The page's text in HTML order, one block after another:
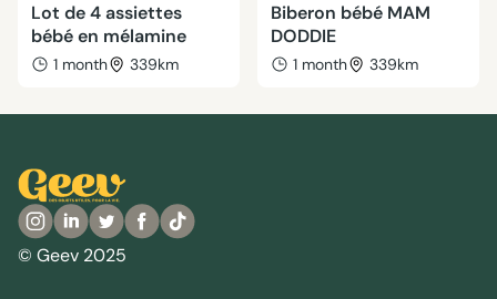
Lot de 4 assiettes
bébé en mélamine
1 month 339km
Biberon bébé MAM
DODDIE
1 month 339km
© Geev 2025